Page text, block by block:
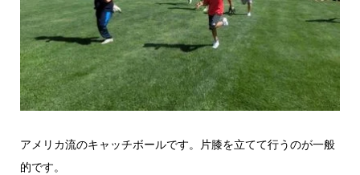
アメリカ流のキャッチボールです。片膝を立てて行うのが一般
的です。